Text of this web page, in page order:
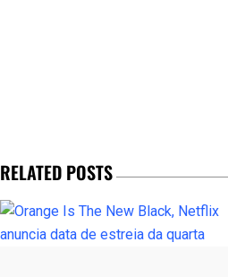
RELATED POSTS